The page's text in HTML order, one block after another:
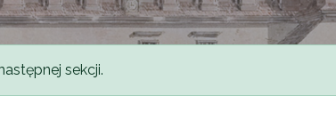
sekcji.